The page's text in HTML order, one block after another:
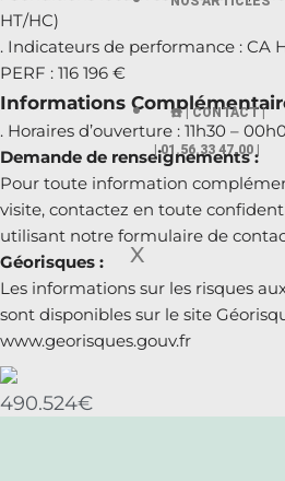
☎️ | CONTACT |
| 01.56.33 47.00 |
X
HT/HC)
. Indicateurs de performance : CA
PERF : 116 196 €
Informations
. Horaires d’ouverture : 11h30 –
Demande de renseignements :
Pour toute information
visite, contactez en toute
utilisant notre formulaire de
Géorisques :
Les informations sur les risques
sont disponibles sur le site
www.georisques.gouv.fr
490.524€